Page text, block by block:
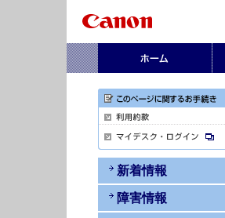
新着情報
障害情報